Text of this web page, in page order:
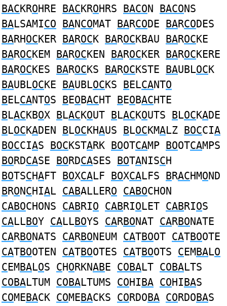
BACKROHRE BACKROHRS BACON BACONS
BALSAMICO BANCOMAT BARCODE BARCODES
BARHOCKER BAROCK BAROCKBAU BAROCKE
BAROCKEM BAROCKEN BAROCKER BAROCKERE
BAROCKES BAROCKS BAROCKSTE BAUBLOCK
BAUBLOCKE BAUBLOCKS BELCANTO
BELCANTOS BEOBACHT BEOBACHTE
BLACKBOX BLACKOUT BLACKOUTS BLOCKADE
BLOCKADEN BLOCKHAUS BLOCKMALZ BOCCIA
BOCCIAS BOCKSTARK BOOTCAMP BOOTCAMPS
BORDCASE BORDCASES BOTANISCH
BOTSCHAFT BOXCALF BOXCALFS BRACHMOND
BRONCHIAL CABALLERO CABOCHON
CABOCHONS CABRIO CABRIOLET CABRIOS
CALLBOY CALLBOYS CARBONAT CARBONATE
CARBONATS CARBONEUM CATBOOT CATBOOTE
CATBOOTEN CATBOOTES CATBOOTS CEMBALO
CEMBALOS CHORKNABE COBALT COBALTS
COBALTUM COBALTUMS COHIBA COHIBAS
COMEBACK COMEBACKS CORDOBA CORDOBAS